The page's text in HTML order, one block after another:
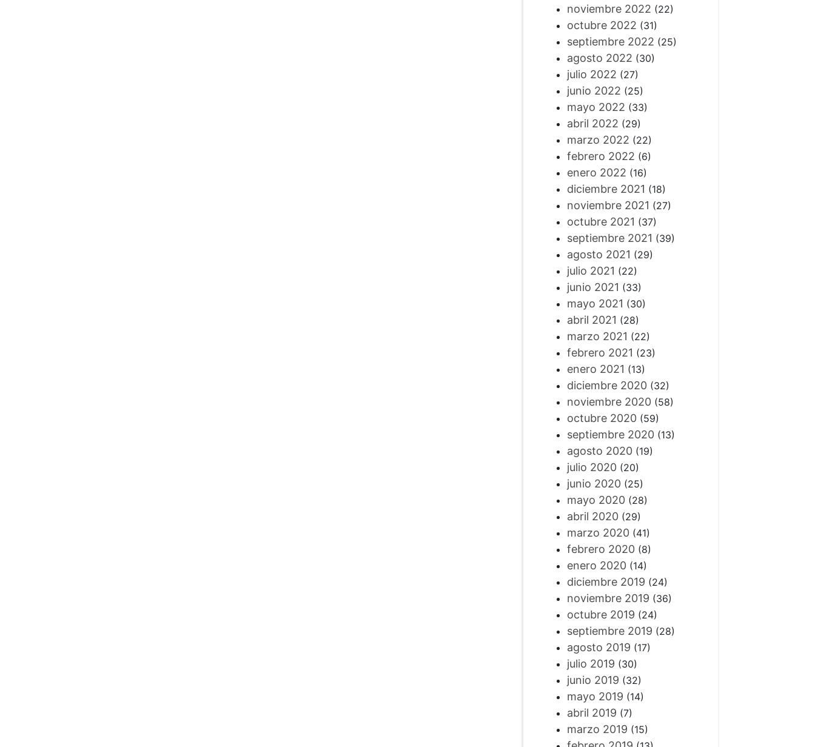
noviembre 2022 (22)
octubre 2022 (31)
septiembre 2022 (25)
agosto 2022 (30)
julio 2022 (27)
junio 2022 (25)
mayo 2022 (33)
abril 2022 (29)
marzo 2022 (22)
febrero 2022 (6)
enero 2022 (16)
diciembre 2021 (18)
noviembre 2021 (27)
octubre 2021 (37)
septiembre 2021 (39)
agosto 2021 (29)
julio 2021 (22)
junio 2021 (33)
mayo 2021 (30)
abril 2021 (28)
marzo 2021 (22)
febrero 2021 (23)
enero 2021 (13)
diciembre 2020(32)
noviembre 2020(58)
octubre 2020(59)
septiembre 2020(13)
agosto 2020(19)
julio 2020(20)
junio 2020(25)
mayo 2020(28)
abril 2020(29)
marzo 2020(41)
febrero 2020(8)
enero 2020(14)
diciembre 2019 (24)
noviembre 2019 (36)
octubre 2019 (24)
septiembre 2019 (28)
agosto 2019 (17)
julio 2019 (30)
junio 2019 (32)
mayo 2019 (14)
abril 2019 (7)
marzo 2019 (15)